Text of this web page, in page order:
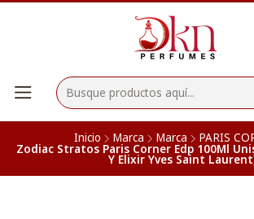
Inicio Marca Marca PARIS
Zodiac Stratos Paris Corner Edp 100Ml
Y Elixir Yves Saint